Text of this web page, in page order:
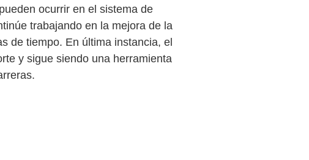
ocurrir en el sistema de
trabajando en la mejora de la
de tiempo. En última instancia, el
y sigue siendo una herramienta